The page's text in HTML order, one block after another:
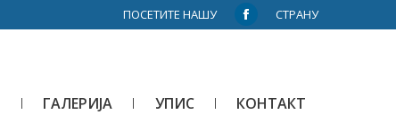
ПОСЕТИТЕ НАШУ
Facebook
in
СТРАНУ
ГАЛЕРИЈА УПИС КОНТАКТ